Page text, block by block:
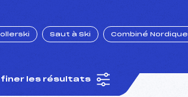
Saut à Ski Combiné Nordique
les résultats